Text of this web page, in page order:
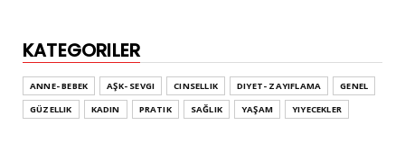
Leke ve çatlak tedavisinde radyofrekans
yöntemi
February 02, 2025
KATEGORILER
ANNE- BEBEK AŞK- SEVGI CINSELLIK DIYET- ZAYIFLAMA
GENEL
GÜZELLIK
KADIN PRATIK SAĞLIK YAŞAM YIYECEKLER